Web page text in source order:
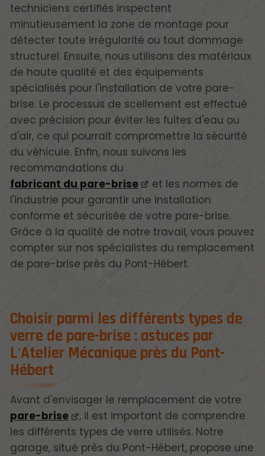
techniciens certifiés inspectent
minutieusement la zone de montage pour
détecter toute irrégularité ou tout dommage
structurel. Ensuite, nous utilisons des matériaux
de haute qualité et des équipements
spécialisés pour l'installation de votre pare-
brise. Le processus de scellement est effectué
avec précision pour éviter les fuites d'eau ou
d'air, ce qui pourrait compromettre la sécurité
du véhicule. Enfin, nous suivons les
recommandations du
fabricant du pare-brise
et les normes de
l'industrie pour garantir une installation
conforme et sécurisée de votre pare-brise.
Grâce à la qualité de notre travail, vous pouvez
compter sur nos spécialistes du remplacement
de pare-brise près du Pont-Hébert.
Choisir parmi les différents types de
verre de pare-brise : astuces par
L'Atelier Mécanique près du Pont-
Hébert
Avant d'envisager le remplacement de votre
pare-brise
, il est important de comprendre
les différents types de verre utilisés. Notre
garage, situé près du Pont-Hébert, propose une